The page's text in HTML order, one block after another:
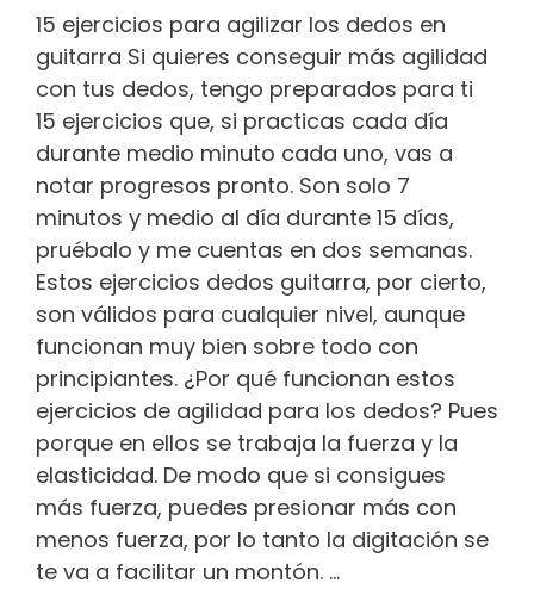
15 ejercicios para agilizar los dedos en
guitarra Si quieres conseguir más agilidad
con tus dedos, tengo preparados para ti
15 ejercicios que, si practicas cada día
durante medio minuto cada uno, vas a
notar progresos pronto. Son solo 7
minutos y medio al día durante 15 días,
pruébalo y me cuentas en dos semanas.
Estos ejercicios dedos guitarra, por cierto,
son válidos para cualquier nivel, aunque
funcionan muy bien sobre todo con
principiantes. ¿Por qué funcionan estos
ejercicios de agilidad para los dedos? Pues
porque en ellos se trabaja la fuerza y la
elasticidad. De modo que si consigues
más fuerza, puedes presionar más con
menos fuerza, por lo tanto la digitación se
te va a facilitar un montón. …